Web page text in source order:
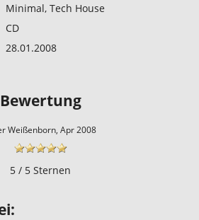
Minimal, Tech House
CD
28.01.2008
Bewertung
Weißenborn, Apr 2008
5 / 5 Sternen